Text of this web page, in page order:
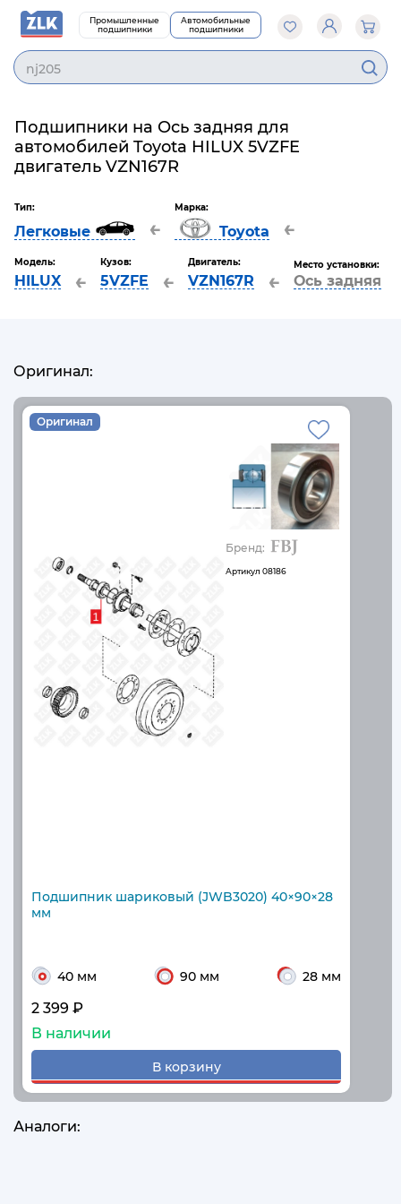
Промышленные
подшипники
Автомобильные
подшипники
nj205
Подшипники на Ось задняя для
автомобилей Toyota HILUX 5VZFE
двигатель VZN167R
Тип:
Легковые ←
Марка:
Toyota ←
Модель:
HILUX ←
Кузов:
5VZFE ←
Двигатель:
VZN167R ←
Место установки:
Ось задняя
Оригинал:
Оригинал
Бренд:
Артикул 08186
Подшипник шариковый (JWB3020) 40×90×28
мм
40 мм 90 мм 28 мм
2 399 ₽
В наличии
В корзину
Аналоги: